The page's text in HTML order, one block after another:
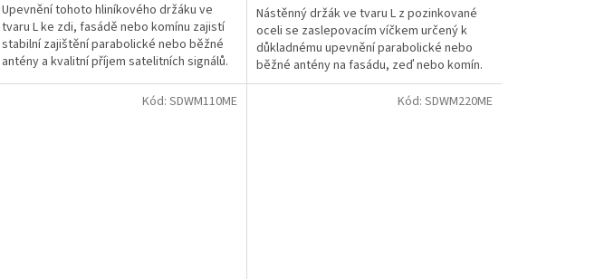
Upevnění tohoto hliníkového držáku ve
tvaru L ke zdi, fasádě nebo komínu zajistí
stabilní zajištění parabolické nebo běžné
antény a kvalitní příjem satelitních signálů.
Držák je...
Nástěnný držák ve tvaru L z pozinkované
oceli se zaslepovacím víčkem určený k
důkladnému upevnění parabolické nebo
běžné antény na fasádu, zeď nebo komín.
Čtyři montážní otvory...
Kód: SDWM110ME Kód: SDWM220ME